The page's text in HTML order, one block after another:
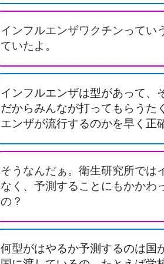
インフルエンザワクチンってい
ていたよ。
インフルエンザは型があって、
だからみんなが打ってもらうた
エンザが流行するのかを早く正
そうなんだぁ。衛生研究所では
なく、予測することにもかかわ
の？
何型がはやるか予測するのは国